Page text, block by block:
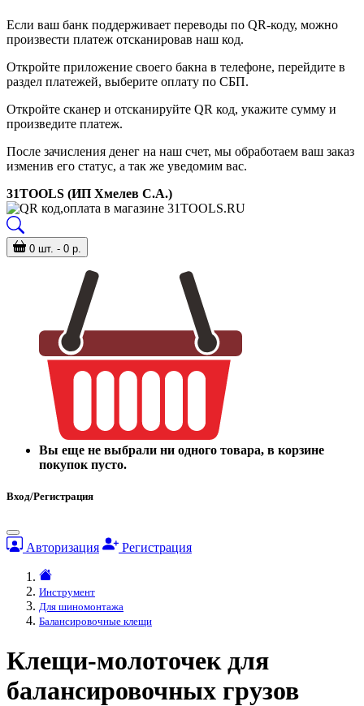
Если ваш банк поддерживает переводы по QR-коду, можно
произвести платеж отсканировав наш код.
Откройте приложение своего бакна в телефоне, перейдите в
раздел платежей, выберите оплату по СБП.
Откройте сканер и отсканируйте QR код, укажите сумму и
произведите платеж.
После зачисления денег на наш счет, мы обработаем ваш заказ
изменив его статус, а так же уведомим вас.
31TOOLS (ИП Хмелев С.А.)
0 шт. - 0 р.
Вы еще не выбрали ни одного товара, в корзине
покупок пусто.
Вход/Регистрация
Авторизация Регистрация
Инструмент
Для шиномонтажа
Балансировочные клещи
Клещи-молоточек для
балансировочных грузов